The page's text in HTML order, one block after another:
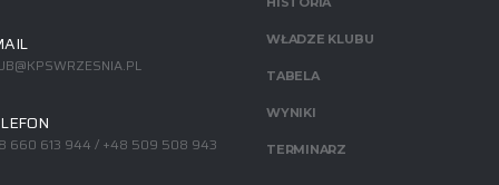
660 613 944 / +48 509 508 943
WŁADZE KLUBU
TABELA
WYNIKI
TERMINARZ